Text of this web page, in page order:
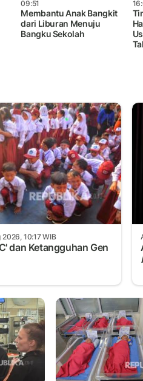
09:51
Membantu Anak Bangkit
dari Liburan Menuju
Bangku Sekolah
10:17 WIB
dan Ketangguhan Gen